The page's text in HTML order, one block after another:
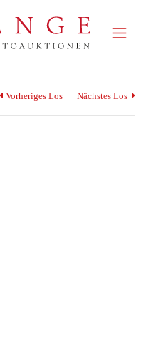
Vorheriges Los Nächstes Los